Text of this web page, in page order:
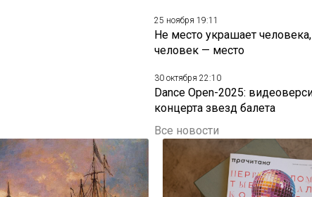
25 ноября 19:11
Не место украшает
человек — место
30 октября 22:10
Dance Open-2025:
концерта звезд балета
Все новости